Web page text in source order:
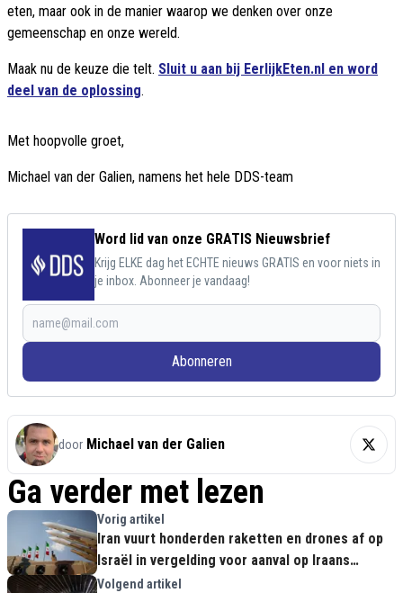
eten, maar ook in de manier waarop we denken over onze
gemeenschap en onze wereld.
Maak nu de keuze die telt. Sluit u aan bij EerlijkEten.nl en word
deel van de oplossing.
Met hoopvolle groet,
Michael van der Galien, namens het hele DDS-team
Word lid van onze GRATIS Nieuwsbrief
Krijg ELKE dag het ECHTE nieuws GRATIS en voor niets in
je inbox. Abonneer je vandaag!
Abonneren
door Michael van der Galien
Ga verder met lezen
Vorig artikel
Iran vuurt honderden raketten en drones af op
Israël in vergelding voor aanval op Iraans
consulaat
Volgend artikel